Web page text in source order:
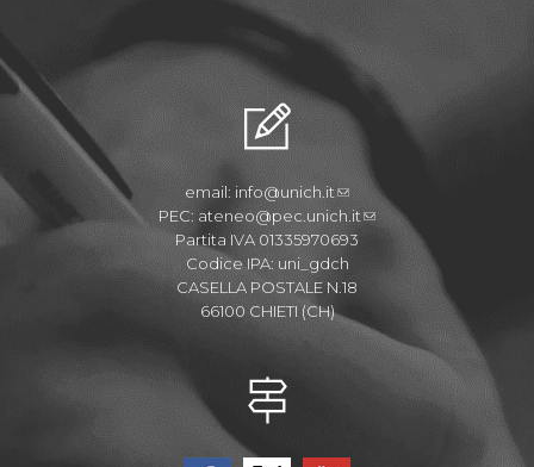
email: info@unich.it
PEC: ateneo@pec.unich.it
Partita IVA 01335970693
Codice IPA: uni_gdch
CASELLA POSTALE N.18
66100 CHIETI (CH)